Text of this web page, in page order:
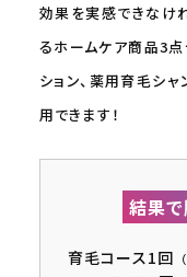
効果を実感できなけ
るホームケア商品3
ション、薬用育毛シ
用できます！
結果
育毛コース1回